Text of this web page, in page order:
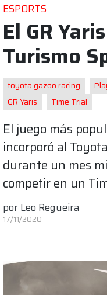
ESPORTS
El GR
Turismo
toyota gazoo racing
GR Yaris
Time Trial
El juego más
incorporó al
durante un mes
competir en un
por Leo Regueira
17/11/2020